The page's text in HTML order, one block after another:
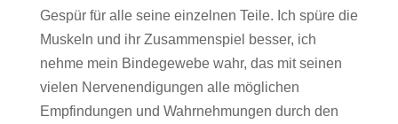
Gespür für alle seine einzelnen Teile. Ich spüre die
Muskeln und ihr Zusammenspiel besser, ich
nehme mein Bindegewebe wahr, das mit seinen
vielen Nervenendigungen alle möglichen
Empfindungen und Wahrnehmungen durch den